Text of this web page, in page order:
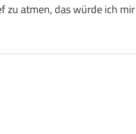
zu atmen, das würde ich